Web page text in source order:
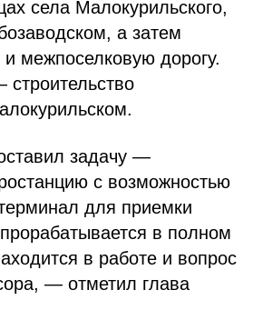
села Малокурильского,
а затем
межпоселковую дорогу.
задачу —
с возможностью
для приемки
в полном
в работе и вопрос
— отметил глава